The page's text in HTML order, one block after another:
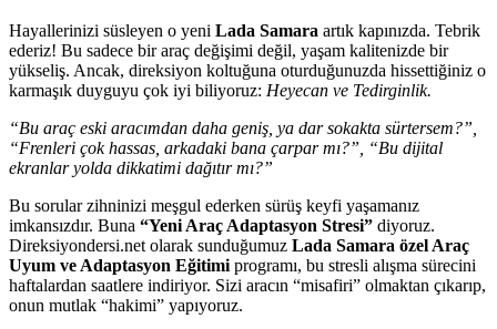
Hayallerinizi süsleyen o yeni Lada Samara artık kapınızda. Tebrik
ederiz! Bu sadece bir araç değişimi değil, yaşam kalitenizde bir
yükseliş. Ancak, direksiyon koltuğuna oturduğunuzda hissettiğiniz o
karmaşık duyguyu çok iyi biliyoruz: Heyecan ve Tedirginlik.
“Bu araç eski aracımdan daha geniş, ya dar sokakta sürtersem?”,
“Frenleri çok hassas, arkadaki bana çarpar mı?”, “Bu dijital
ekranlar yolda dikkatimi dağıtır mı?”
Bu sorular zihninizi meşgul ederken sürüş keyfi yaşamanız
imkansızdır. Buna “Yeni Araç Adaptasyon Stresi” diyoruz.
Direksiyondersi.net olarak sunduğumuz Lada Samara özel Araç
Uyum ve Adaptasyon Eğitimi programı, bu stresli alışma sürecini
haftalardan saatlere indiriyor. Sizi aracın “misafiri” olmaktan çıkarıp,
onun mutlak “hakimi” yapıyoruz.